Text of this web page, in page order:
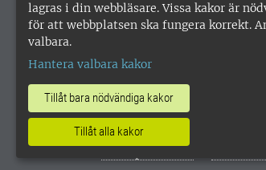
lagras i din webbläsare. Vissa kakor är
för att webbplatsen ska fungera korrekt.
valbara.
Hantera valbara kakor
Tillåt bara nödvändiga kakor
Tillåt alla kakor
Gemensamma
SLU, Sveriges
enligt ISO 14001. •
webbplatser